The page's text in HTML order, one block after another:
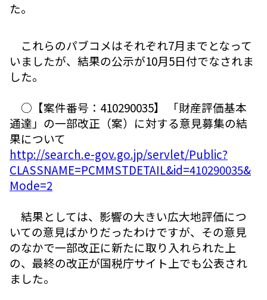
た。
これらのパブコメはそれぞれ7月までとなって
いましたが、結果の公示が10月5日付でなされま
した。
○【案件番号：410290035】 「財産評価基本
通達」の一部改正（案）に対する意見募集の結
果について
http://search.e-gov.go.jp/servlet/Public?
CLASSNAME=PCMMSTDETAIL&id=410290035&
Mode=2
結果としては、影響の大きい広大地評価につ
いての意見ばかりだったわけですが、その意見
のなかで一部改正に新たに取り入れられた上
の、最終の改正が国税庁サイト上でも公表され
ました。